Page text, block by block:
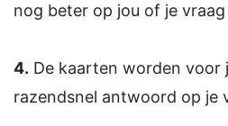
nog beter op jou of je
4. De kaarten worden voor
razendsnel antwoord op je